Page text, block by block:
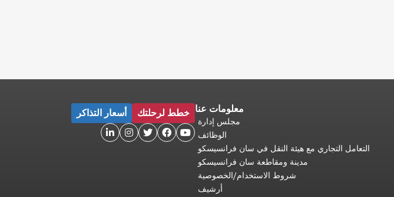
معلومات عنا
مجلس إدارة
الوظائف
التعامل التجاري مع هيئة النقل في سان فرانسيسكو
مدينة ومقاطعة سان فرانسيسكو
شروط الاستخدام/الخصوصية
أرشيف
خطط لرحلتك أسعار التذاكر




